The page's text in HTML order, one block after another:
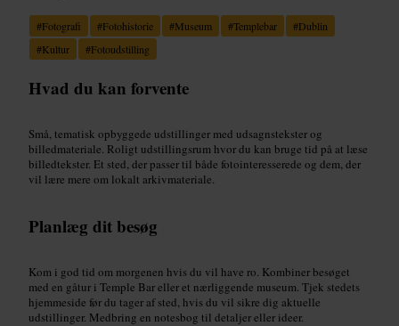
#Fotografi #Fotohistorie #Museum #Templebar #Dublin
#Kultur #Fotoudstilling
Hvad du kan forvente
Små, tematisk opbyggede udstillinger med udsagnstekster og
billedmateriale. Roligt udstillingsrum hvor du kan bruge tid på at læse
billedtekster. Et sted, der passer til både fotointeresserede og dem, der
vil lære mere om lokalt arkivmateriale.
Planlæg dit besøg
Kom i god tid om morgenen hvis du vil have ro. Kombiner besøget
med en gåtur i Temple Bar eller et nærliggende museum. Tjek stedets
hjemmeside før du tager af sted, hvis du vil sikre dig aktuelle
udstillinger. Medbring en notesbog til detaljer eller ideer.